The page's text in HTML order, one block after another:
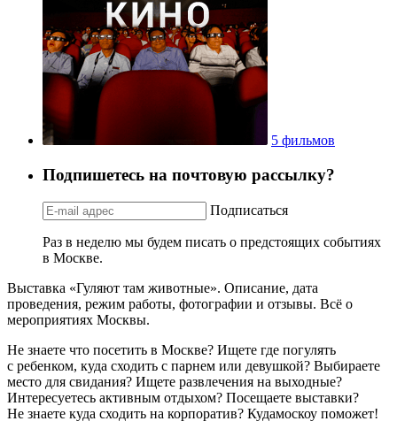
5 фильмов
Подпишетесь на почтовую рассылку?
Подписаться
Раз в неделю мы будем писать о предстоящих событиях
в Москве.
Выставка «Гуляют там животные». Описание, дата
проведения, режим работы, фотографии и отзывы. Всё о
мероприятиях Москвы.
Не знаете что посетить в Москве? Ищете где погулять
с ребенком, куда сходить с парнем или девушкой? Выбираете
место для свидания? Ищете развлечения на выходные?
Интересуетесь активным отдыхом? Посещаете выставки?
Не знаете куда сходить на корпоратив? Кудамоскоу поможет!